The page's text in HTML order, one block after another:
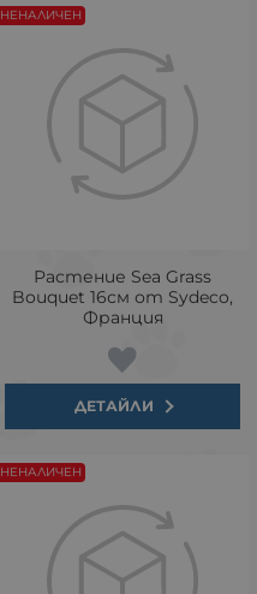
Растение Sea Grass
Bouquet 16см от Sydeco,
Франция
ДЕТАЙЛИ
НЕНАЛИЧЕН
НЕНАЛИЧЕН